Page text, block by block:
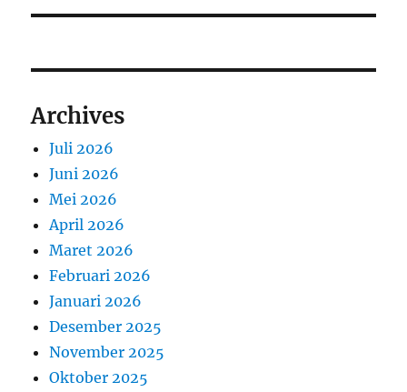
Archives
Juli 2026
Juni 2026
Mei 2026
April 2026
Maret 2026
Februari 2026
Januari 2026
Desember 2025
November 2025
Oktober 2025